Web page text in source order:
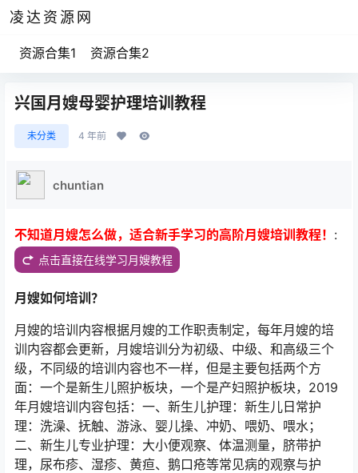
凌达资源网
资源合集1 资源合集2
兴国月嫂母婴护理培训教程
未分类 4 年前
chuntian
不知道月嫂怎么做，适合新手学习的高阶月嫂培训教程！ :
点击直接在线学习月嫂教程
月嫂如何培训？
月嫂的培训内容根据月嫂的工作职责制定，每年月嫂的培
训内容都会更新，月嫂培训分为初级、中级、和高级三个
级，不同级的培训内容也不一样，但是主要包括两个方
面：一个是新生儿照护板块，一个是产妇照护板块，2019
年月嫂培训内容包括：一、新生儿护理：新生儿日常护
理：洗澡、抚触、游泳、婴儿操、冲奶、喂奶、喂水；
二、新生儿专业护理：大小便观察、体温测量，脐带护
理，尿布疹、湿疹、黄疸、鹅口疮等常见病的观察与护